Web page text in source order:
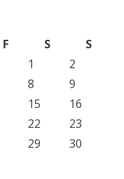
F S
S
1
2
8
9
15
16
22
23
29
30